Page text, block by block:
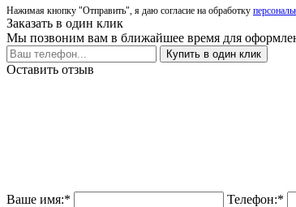
Нажимая кнопку "Отправить", я даю согласие на обработку
Заказать в один клик
Мы позвоним вам в ближайшее время для
Купить в один клик
Оставить отзыв
Ваше имя:* Телефон:*